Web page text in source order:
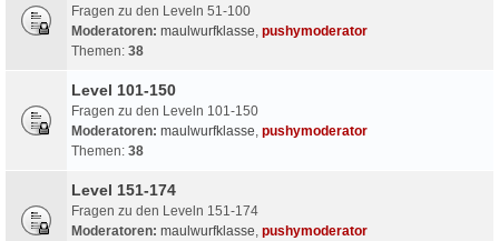
Fragen zu den Leveln 51-100
Moderatoren: maulwurfklasse, pushymoderator
Themen: 38
Level 101-150
Fragen zu den Leveln 101-150
Moderatoren: maulwurfklasse, pushymoderator
Themen: 38
Level 151-174
Fragen zu den Leveln 151-174
Moderatoren: maulwurfklasse, pushymoderator